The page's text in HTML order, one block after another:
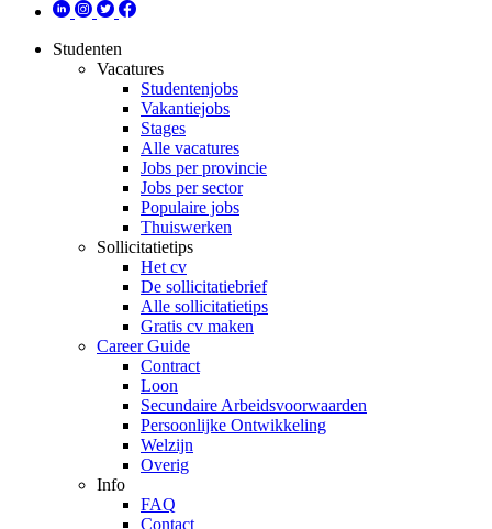
Studenten
Vacatures
Studentenjobs
Vakantiejobs
Stages
Alle vacatures
Jobs per provincie
Jobs per sector
Populaire jobs
Thuiswerken
Sollicitatietips
Het cv
De sollicitatiebrief
Alle sollicitatietips
Gratis cv maken
Career Guide
Contract
Loon
Secundaire Arbeidsvoorwaarden
Persoonlijke Ontwikkeling
Welzijn
Overig
Info
FAQ
Contact